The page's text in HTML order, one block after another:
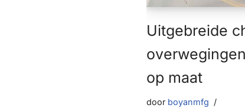
Uitgebreide
op maat
door boyanmfg